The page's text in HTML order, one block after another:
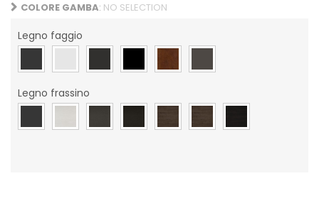
COLORE GAMBA: NO SELECTION
Legno faggio
Legno frassino